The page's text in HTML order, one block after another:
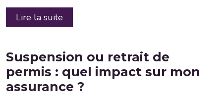
Lire la suite
Suspension ou retrait de
permis : quel impact sur mon
assurance ?